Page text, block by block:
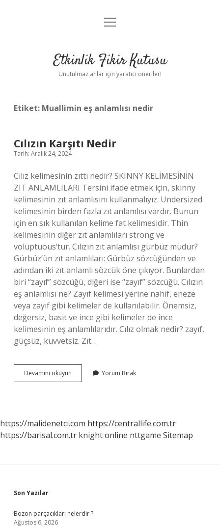
Anasayfa
Yasal Uyarı
menüyü
Etkinlik Fikir Kutusu
Unutulmaz anlar için yaratıcı öneriler!
Etiket: Muallimin eş anlamlısı nedir
Cılızın Karşıtı Nedir
Tarih: Aralık 24, 2024
Cılız kelimesinin zıttı nedir? SKINNY KELİMESİNİN
ZIT ANLAMLILARI Tersini ifade etmek için, skinny
kelimesinin zıt anlamlısını kullanmalıyız. Undersized
kelimesinin birden fazla zıt anlamlısı vardır. Bunun
için en sık kullanılan kelime fat kelimesidir. Thin
kelimesinin diğer zıt anlamlıları strong ve
voluptuous’tur. Cılızın zıt anlamlısı gürbüz müdür?
Gürbüz’ün zıt anlamlıları: Gürbüz sözcüğünden ve
adından iki zıt anlamlı sözcük öne çıkıyor. Bunlardan
biri “zayıf” sözcüğü, diğeri ise “zayıf” sözcüğü. Cılızın
eş anlamlısı ne? Zayıf kelimesi yerine nahif, eneze
veya zayıf gibi kelimeler de kullanılabilir. Önemsiz,
değersiz, basit ve ince gibi kelimeler de ince
kelimesinin eş anlamlılarıdır. Cılız olmak nedir? zayıf,
güçsüz, kuvvetsiz. Zıt…
Devamını okuyun
Karşıtı
Yorum Bırak
https://malidenetci.com https://centrallife.com.tr
https://barisal.com.tr knight online nttgame Sitemap
Sidebar
Son Yazılar
Bozon parçacıkları nelerdir ?
Ağustos 6, 2026